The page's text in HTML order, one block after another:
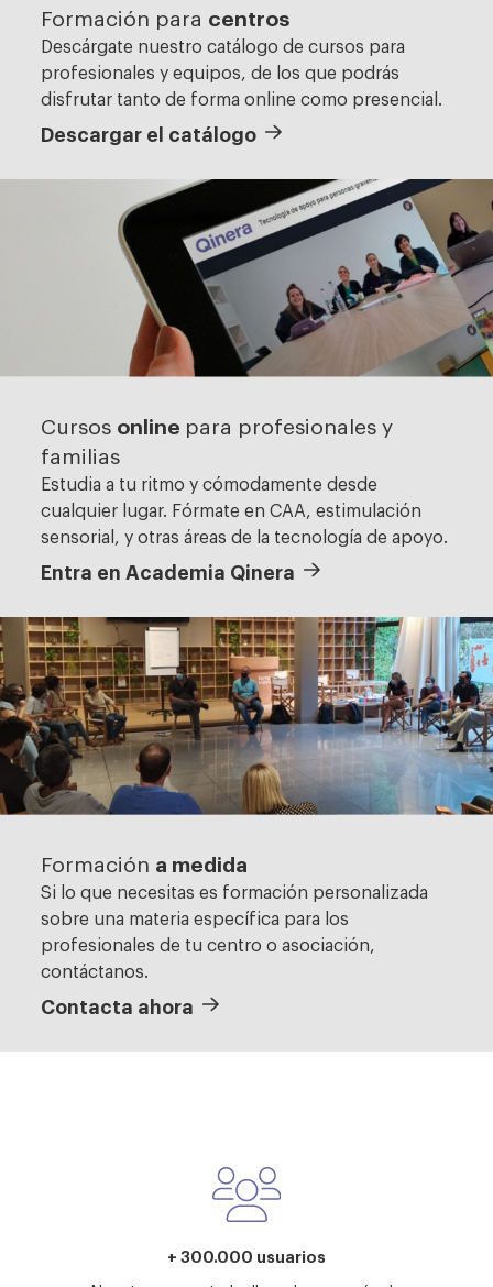
Formación para centros
Descárgate nuestro catálogo de cursos para
profesionales y equipos, de los que podrás
disfrutar tanto de forma online como presencial.
Descargar el catálogo
Cursos online para profesionales y
familias
Estudia a tu ritmo y cómodamente desde
cualquier lugar. Fórmate en CAA, estimulación
sensorial, y otras áreas de la tecnología de apoyo.
Entra en Academia Qinera
Formación a medida
Si lo que necesitas es formación personalizada
sobre una materia específica para los
profesionales de tu centro o asociación,
contáctanos.
Contacta ahora
Instalación y configuración